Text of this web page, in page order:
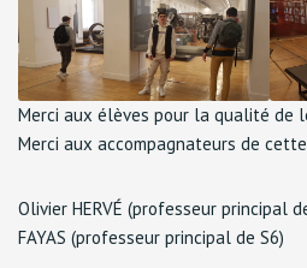
Merci aux élèves pour la qualité de
Merci aux accompagnateurs de
Olivier HERVÉ (professeur principal
FAYAS (professeur principal de S6)